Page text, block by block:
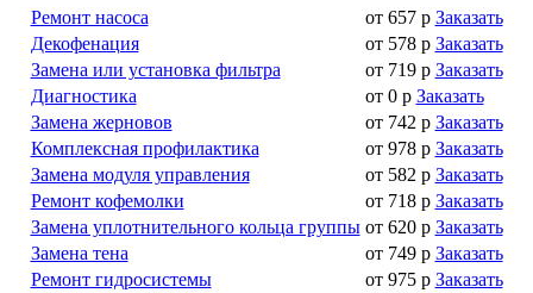
Ремонт насоса от 657 р Заказать
Декофенация
от 578 р Заказать
Замена или установка фильтра
от 719 р Заказать
Диагностика
от 0 р Заказать
Замена жерновов
от 742 р Заказать
Комплексная профилактика
от 978 р Заказать
Замена модуля управления
от 582 р Заказать
Ремонт кофемолки
от 718 р Заказать
Замена уплотнительного кольца группы от 620 р Заказать
Замена тена
от 749 р Заказать
Ремонт гидросистемы
от 975 р Заказать